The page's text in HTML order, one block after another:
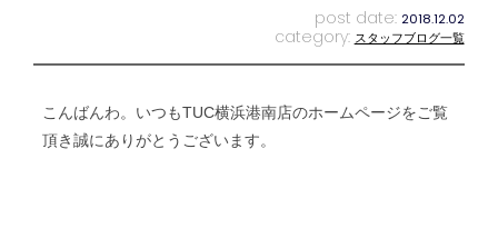
post date: 2018.12.02
category: スタッフブログ一覧
こんばんわ。いつもTUC横浜港南店のホームページをご覧
頂き誠にありがとうございます。